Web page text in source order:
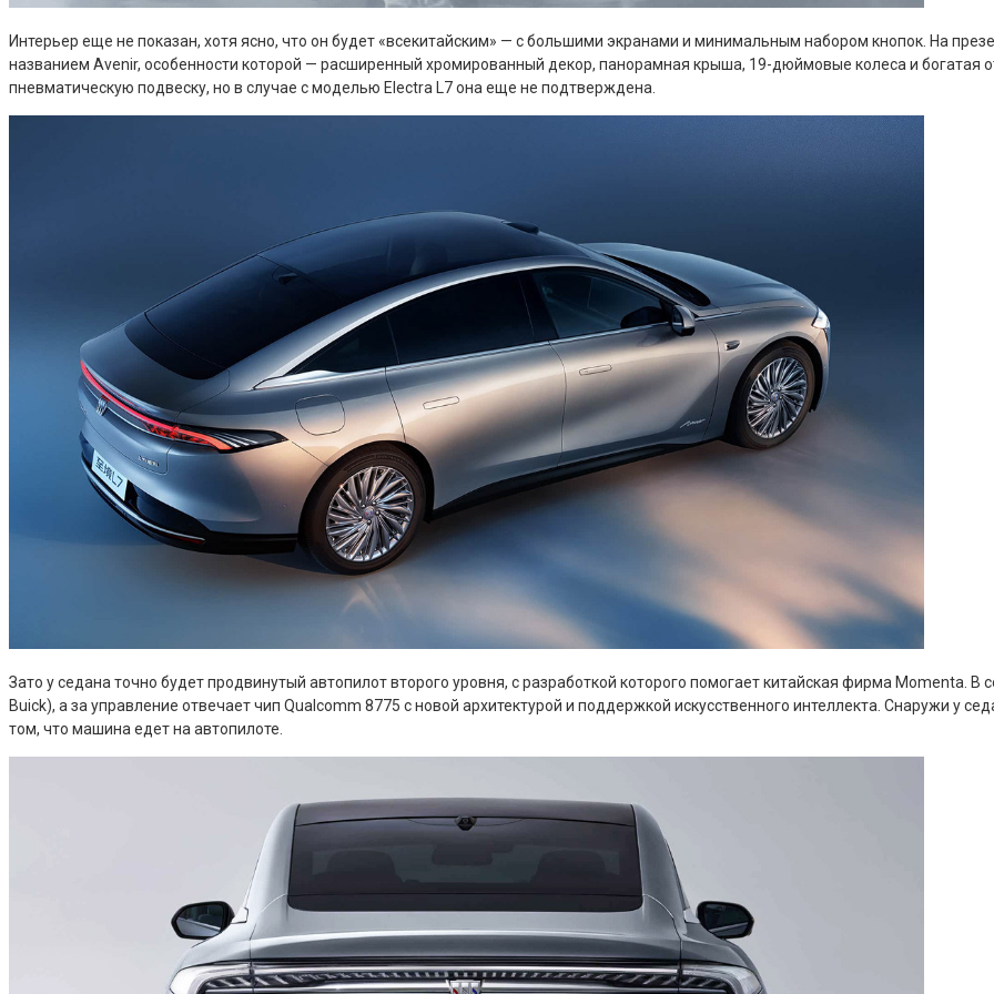
Интерьер еще не показан, хотя ясно, что он будет «всекитайским» — с большими экранами и минимальным набором кнопок. На
названием Avenir, особенности которой — расширенный хромированный декор, панорамная крыша, 19-дюймовые колеса и богатая
пневматическую подвеску, но в случае с моделью Electra L7 она еще не подтверждена.
Зато у седана точно будет продвинутый автопилот второго уровня, с разработкой которого помогает китайская фирма Momenta.
Buick), а за управление отвечает чип Qualcomm 8775 с новой архитектурой и поддержкой искусственного интеллекта. Снаружи у
том, что машина едет на автопилоте.